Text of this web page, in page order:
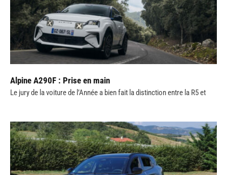
Alpine A290F : Prise en main
Le jury de la voiture de l’Année a bien fait la distinction entre la R5 et